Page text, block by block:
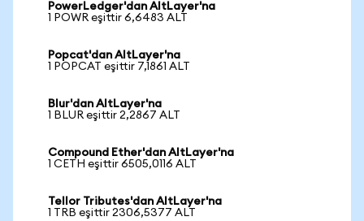
PowerLedger'dan AltLayer'na
1 POWR eşittir 6,6483 ALT
Popcat'dan AltLayer'na
1 POPCAT eşittir 7,1861 ALT
Blur'dan AltLayer'na
1 BLUR eşittir 2,2867 ALT
Compound Ether'dan AltLayer'na
1 CETH eşittir 6505,0116 ALT
Tellor Tributes'dan AltLayer'na
1 TRB eşittir 2306,5377 ALT